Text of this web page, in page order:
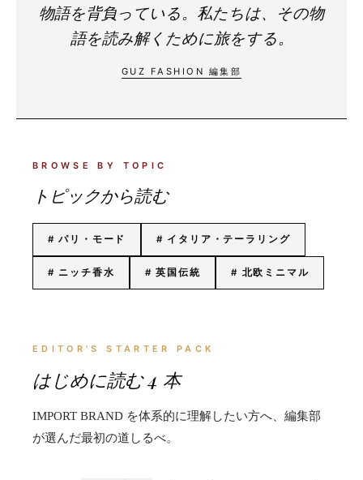
物語を背負っている。私たちは、その物
語を読み解くために旅をする。
GUZ FASHION 編集部
BROWSE BY TOPIC
ト ピックから読む
# パリ・モード # イタリア・テーラリング
# ニッチ香水 # 英国伝統 # 北欧ミニマル
EDITOR'S STARTER PACK
はじめに読む 4 本
IMPORT BRAND を体系的に理解したい方へ、編集部
が選んだ最初の道しるべ。